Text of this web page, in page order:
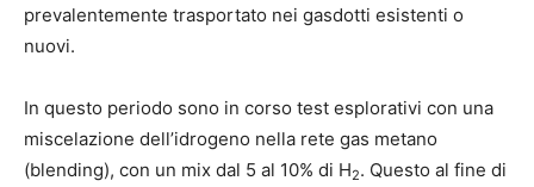
prevalentemente trasportato nei gasdotti esistenti o
nuovi.
In questo periodo sono in corso test esplorativi con una
miscelazione dell’idrogeno nella rete gas metano
(blending), con un mix dal 5 al 10% di H2. Questo al fine di